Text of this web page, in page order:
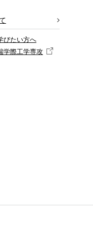
びたい方へ
学際工学専攻